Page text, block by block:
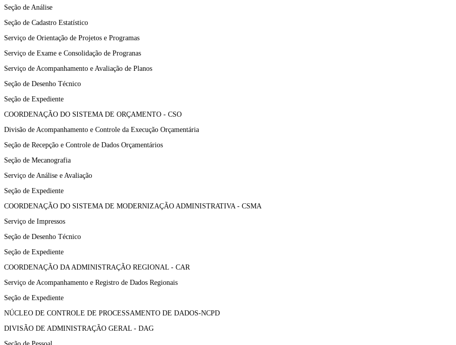
Seção de Análise
Seção de Cadastro Estatístico
Serviço de Orientação de Projetos e Programas
Serviço de Exame e Consolidação de Progranas
Serviço de Acompanhamento e Avaliação de Planos
Seção de Desenho Técnico
Seção de Expediente
COORDENAÇÃO DO SISTEMA DE ORÇAMENTO - CSO
Divisão de Acompanhamento e Controle da Execução Orçamentária
Seção de Recepção e Controle de Dados Orçamentários
Seção de Mecanografia
Serviço de Análise e Avaliação
Seção de Expediente
COORDENAÇÃO DO SISTEMA DE MODERNIZAÇÃO ADMINISTRATIVA - CSMA
Serviço de Impressos
Seção de Desenho Técnico
Seção de Expediente
COORDENAÇÃO DA ADMINISTRAÇÃO REGIONAL - CAR
Serviço de Acompanhamento e Registro de Dados Regionais
Seção de Expediente
NÚCLEO DE CONTROLE DE PROCESSAMENTO DE DADOS-NCPD
DIVISÃO DE ADMINISTRAÇÃO GERAL - DAG